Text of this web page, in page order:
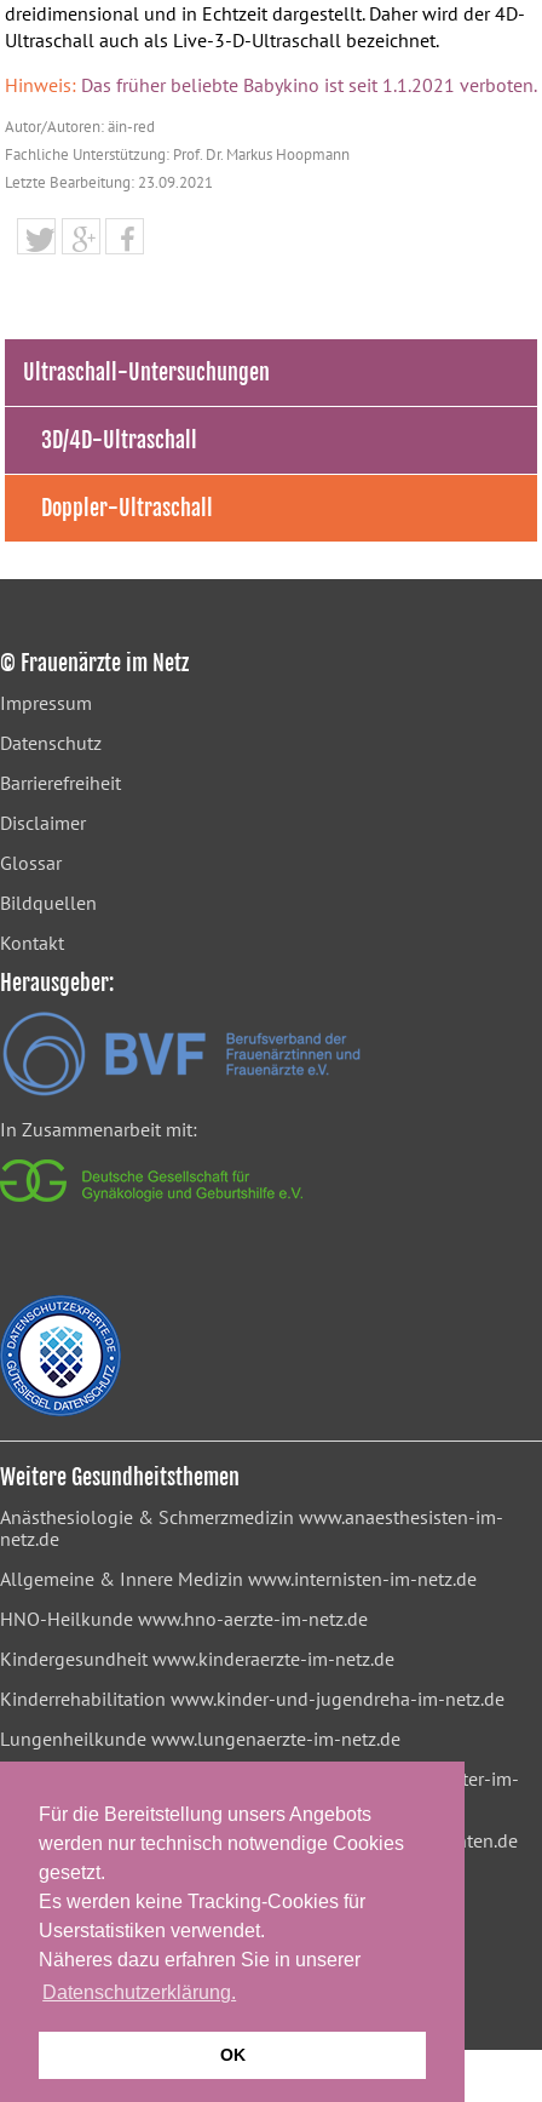
Für die Bereitstellung unsers Angebots
werden nur technisch notwendige Cookies
gesetzt.
Es werden keine Tracking-Cookies für
Userstatistiken verwendet.
Näheres dazu erfahren Sie in unserer
Datenschutzerklärung.
OK
dreidimensional und in Echtzeit dargestellt. Daher wird der 4D-
Ultraschall auch als Live-3-D-Ultraschall bezeichnet.
Hinweis: Das früher beliebte Babykino ist seit 1.1.2021 verboten.
Autor/Autoren: äin-red
Fachliche Unterstützung: Prof. Dr. Markus Hoopmann
Letzte Bearbeitung: 23.09.2021
Ultraschall-Untersuchungen
3D/4D-Ultraschall
Doppler-Ultraschall
© Frauenärzte im Netz
Impressum
Datenschutz
Barrierefreiheit
Disclaimer
Glossar
Bildquellen
Kontakt
Herausgeber:
In Zusammenarbeit mit:
Weitere Gesundheitsthemen
Anästhesiologie & Schmerzmedizin www.anaesthesisten-im-
netz.de
Allgemeine & Innere Medizin www.internisten-im-netz.de
HNO-Heilkunde www.hno-aerzte-im-netz.de
Kindergesundheit www.kinderaerzte-im-netz.de
Kinderrehabilitation www.kinder-und-jugendreha-im-netz.de
Lungenheilkunde www.lungenaerzte-im-netz.de
www.neurologen-und-psychiater-im-
Onkologische Rehabilitationwww.reha-hilft-krebspatienten.de